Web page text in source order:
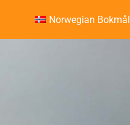
Norwegian Bokmål